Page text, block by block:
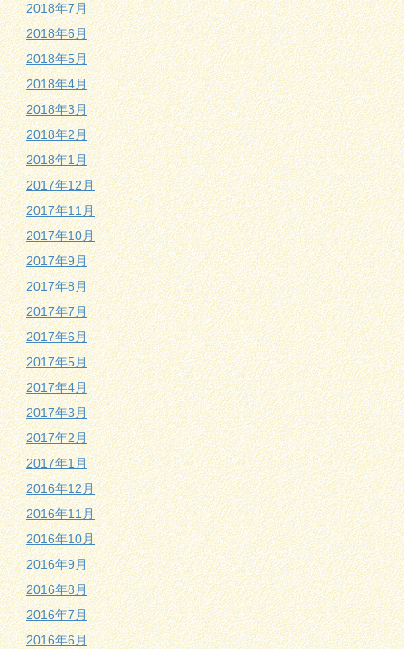
2018年7月
2018年6月
2018年5月
2018年4月
2018年3月
2018年2月
2018年1月
2017年12月
2017年11月
2017年10月
2017年9月
2017年8月
2017年7月
2017年6月
2017年5月
2017年4月
2017年3月
2017年2月
2017年1月
2016年12月
2016年11月
2016年10月
2016年9月
2016年8月
2016年7月
2016年6月